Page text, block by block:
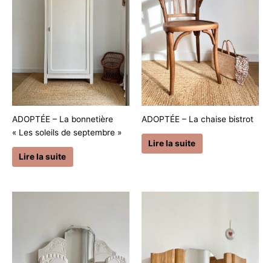
ADOPTÉE – La bonnetière
« Les soleils de septembre »
Lire la suite
ADOPTÉE – La chaise bistrot
Lire la suite